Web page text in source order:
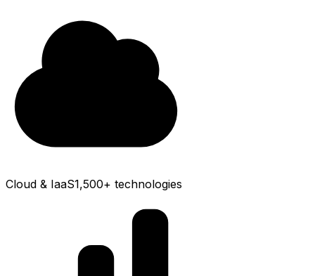
Cloud & IaaS1,500+ technologies